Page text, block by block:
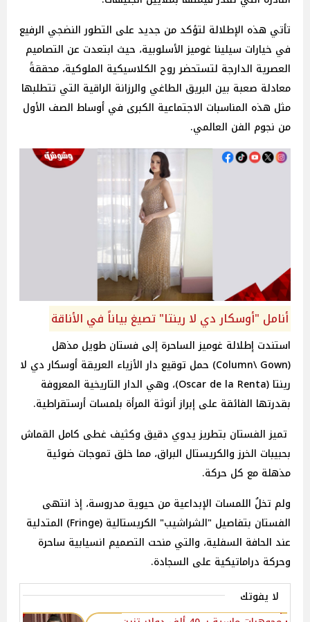
تأتي هذه الإطلالة لتؤكد من جديد على التطور النضجي الرفيع
في خيارات سيلينا غوميز الأسلوبية، حيث ابتعدت عن التصاميم
العصرية الدارجة لتستحضر روح الكلاسيكية الملوكية، محققةً
معادلة صعبة بين البريق الطاغي والرزانة الراقية التي تتطلبها
مثل هذه المناسبات الاجتماعية الكبرى في أوساط الصف الأول
من نجوم الفن العالمي.
أنامل "أوسكار دي لا رينتا" تصيغ بياناً في الأناقة
استندت إطلالة غوميز الساحرة إلى فستان طويل مذهل
(Column\ Gown) حمل توقيع دار الأزياء العريقة أوسكار دي لا
رينتا (Oscar de la Renta)، وهي الدار التاريخية المعروفة
بقدرتها الفائقة على إبراز أنوثة المرأة بلمسات أرستقراطية.
تميز الفستان بتطريز يدوي دقيق وكثيف غطى كامل القماش
بحبيبات الخرز والكريستال البراق، مما خلق تموجات ضوئية
مذهلة مع كل حركة.
ولم تخلُ اللمسات الإبداعية من حيوية مدروسة، إذ انتهى
الفستان بتفاصيل "الشراشيب" الكريستالية (Fringe) المتدلية
عند الحافة السفلية، والتي منحت التصميم انسيابية ساحرة
وحركة دراماتيكية على السجادة.
لا يفوتك